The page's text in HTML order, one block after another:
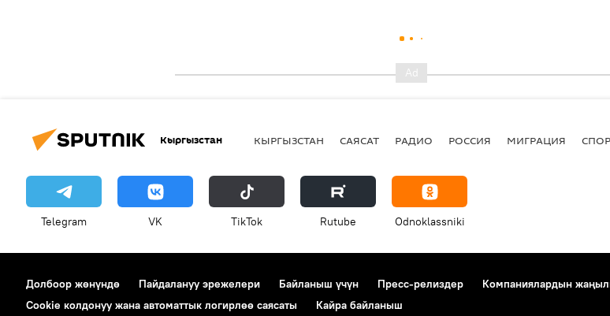
Кыргызстан КЫРГЫЗСТАН САЯСАТ РАДИО РОССИЯ МИГРАЦИЯ
Telegram VK ТikТоk Rutube Odnoklassniki
Долбоор жөнүндө Пайдалануу эрежелери Байланыш үчүн Пресс-релиздер Компаниялардын
Cookie колдонуу жана автоматтык логирлөө саясаты
Кайра байланыш